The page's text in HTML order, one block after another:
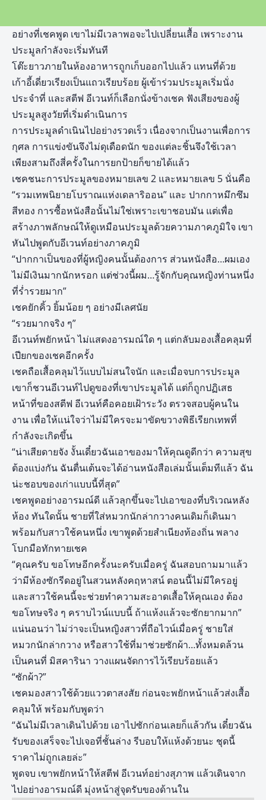
อย่างที่เชคพูด เขาไม่มีเวลาพอจะไปเปลี่ยนเสื้อ เพราะงาน
ประมูลกำลังจะเริ่มทันที
โต๊ะยาวภายในห้องอาหารถูกเก็บออกไปแล้ว แทนที่ด้วย
เก้าอี้เดี่ยวเรียงเป็นแถวเรียบร้อย ผู้เข้าร่วมประมูลเริ่มนั่ง
ประจำที่ และสตีฟ อีเวนท์ก็เลือกนั่งข้างเชค ฟังเสียงของผู้
ประมูลสูงวัยที่เริ่มดำเนินการ
การประมูลดำเนินไปอย่างรวดเร็ว เนื่องจากเป็นงานเพื่อการ
กุศล การแข่งขันจึงไม่ดุเดือดนัก ของแต่ละชิ้นจึงใช้เวลา
เพียงสามถึงสี่ครั้งในการยกป้ายก็ขายได้แล้ว
เชคชนะการประมูลของหมายเลข 2 และหมายเลข 5 นั่นคือ
“รวมเทพนิยายโบราณแห่งเดลาริออน” และ ปากกาหมึกซึม
สีทอง การซื้อหนังสือนั้นไม่ใช่เพราะเขาชอบมัน แต่เพื่อ
สร้างภาพลักษณ์ให้ดูเหมือนประมูลด้วยความภาคภูมิใจ เขา
หันไปพูดกับอีเวนท์อย่างภาคภูมิ
“ปากกาเป็นของที่ผู้หญิงคนนั้นต้องการ ส่วนหนังสือ…ผมเอง
ไม่มีเงินมากนักหรอก แต่ช่วงนี้ผม…รู้จักกับคุณหญิงท่านหนึ่ง
ที่ร่ำรวยมาก”
เชคยักคิ้ว ยิ้มน้อย ๆ อย่างมีเลศนัย
“รวยมากจริง ๆ”
อีเวนท์พยักหน้า ไม่แสดงอารมณ์ใด ๆ แต่กลับมองเสื้อคลุมที่
เปียกของเชคอีกครั้ง
เชคถือเสื้อคลุมไว้แบบไม่สนใจนัก และเมื่อจบการประมูล
เขาก็ชวนอีเวนท์ไปดูของที่เขาประมูลได้ แต่ก็ถูกปฏิเสธ
หน้าที่ของสตีฟ อีเวนท์คือคอยเฝ้าระวัง ตรวจสอบผู้คนใน
งาน เพื่อให้แน่ใจว่าไม่มีใครจะมาขัดขวางพิธีเรียกเทพที่
กำลังจะเกิดขึ้น
“น่าเสียดายจัง งั้นเดี๋ยวฉันเอาของมาให้คุณดูดีกว่า ความสุข
ต้องแบ่งกัน ฉันตื่นเต้นจะได้อ่านหนังสือเล่มนั้นเต็มทีแล้ว ฉัน
น่ะชอบของเก่าแบบนี้ที่สุด”
เชคพูดอย่างอารมณ์ดี แล้วลุกขึ้นจะไปเอาของที่บริเวณหลัง
ห้อง ทันใดนั้น ชายที่ใส่หมวกนักล่ากวางคนเดิมก็เดินมา
พร้อมกับสาวใช้คนหนึ่ง เขาพูดด้วยสำเนียงท้องถิ่น พลาง
โบกมือทักทายเชค
“คุณครับ ขอโทษอีกครั้งนะครับเมื่อครู่ ฉันสอบถามมาแล้ว
ว่ามีห้องซักรีดอยู่ในสวนหลังคฤหาสน์ ตอนนี้ไม่มีใครอยู่
และสาวใช้คนนี้จะช่วยทำความสะอาดเสื้อให้คุณเอง ต้อง
ขอโทษจริง ๆ คราบไวน์แบบนี้ ถ้าแห้งแล้วจะซักยากมาก”
แน่นอนว่า ไม่ว่าจะเป็นหญิงสาวที่ถือไวน์เมื่อครู่ ชายใส่
หมวกนักล่ากวาง หรือสาวใช้ที่มาช่วยซักผ้า…ทั้งหมดล้วน
เป็นคนที่ มิสคารินา วางแผนจัดการไว้เรียบร้อยแล้ว
“ซักผ้า?”
เชคมองสาวใช้ด้วยแววตาสงสัย ก่อนจะพยักหน้าแล้วส่งเสื้อ
คลุมให้ พร้อมกับพูดว่า
“ฉันไม่มีเวลาเดินไปด้วย เอาไปซักก่อนเลยก็แล้วกัน เดี๋ยวฉัน
รับของเสร็จจะไปเจอที่ชั้นล่าง รีบอบให้แห้งด้วยนะ ชุดนี้
ราคาไม่ถูกเลยล่ะ”
พูดจบ เขาพยักหน้าให้สตีฟ อีเวนท์อย่างสุภาพ แล้วเดินจาก
ไปอย่างอารมณ์ดี มุ่งหน้าสู่จุดรับของด้านใน